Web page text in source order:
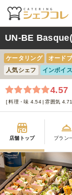
UN-BE
ケータリング オード
人気シェフ
インボイス
4.57
料理・味 4.54 雰囲気 4.71
店舗トップ プラン